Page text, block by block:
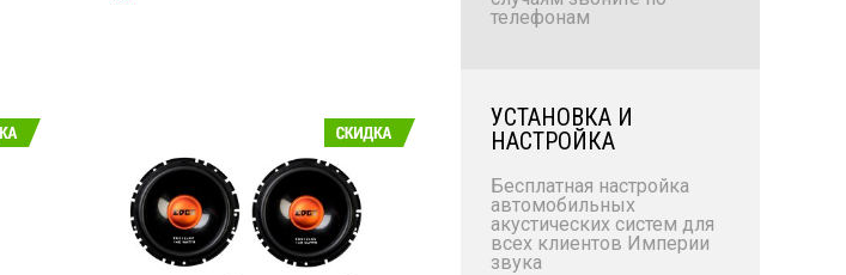
телефонам
УСТАНОВКА И
НАСТРОЙКА
Бесплатная настройка
автомобильных
акустических систем для
всех клиентов Империи
звука